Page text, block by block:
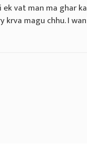
ek vat man ma ghar
krva magu chhu. I